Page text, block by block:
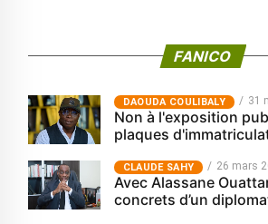
FANICO
‎DAOUDA COULIBALY 31
Non à l'exposition
plaques
CLAUDE SAHY 26 mars
Avec Alassane
concrets d’un